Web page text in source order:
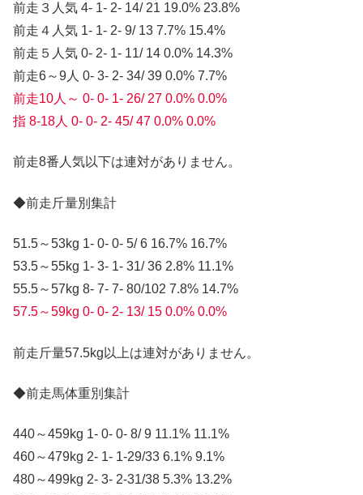
前走３人気 4- 1- 2- 14/ 21 19.0% 23.8%
前走４人気 1- 1- 2- 9/ 13 7.7% 15.4%
前走５人気 0- 2- 1- 11/ 14 0.0% 14.3%
前走6～9人 0- 3- 2- 34/ 39 0.0% 7.7%
前走10人～ 0- 0- 1- 26/ 27 0.0% 0.0%
指 8-18人 0- 0- 2- 45/ 47 0.0% 0.0%
前走8番人気以下は連対がありません。
◆前走斤量別集計
51.5～53kg 1- 0- 0- 5/ 6 16.7% 16.7%
53.5～55kg 1- 3- 1- 31/ 36 2.8% 11.1%
55.5～57kg 8- 7- 7- 80/102 7.8% 14.7%
57.5～59kg 0- 0- 2- 13/ 15 0.0% 0.0%
前走斤量57.5kg以上は連対がありません。
◆前走馬体重別集計
440～459kg 1- 0- 0- 8/ 9 11.1% 11.1%
460～479kg 2- 1- 1-29/33 6.1% 9.1%
480～499kg 2- 3- 2-31/38 5.3% 13.2%